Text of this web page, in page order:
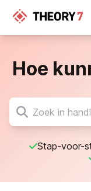
Hoe
Stap-voor-